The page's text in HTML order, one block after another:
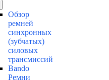
Обзор
ремней
синхронных
(зубчатых)
силовых
трансмиссий
Bando
Ремни